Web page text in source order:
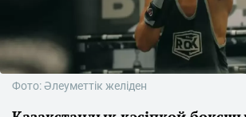
Фото: Әлеуметтік желіден